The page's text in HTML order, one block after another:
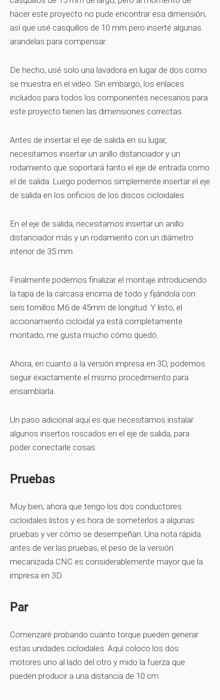
hacer este proyecto no pude encontrar esa dimensión,
así que usé casquillos de 10 mm pero inserté algunas
arandelas para compensar.
De hecho, usé solo una lavadora en lugar de dos como
se muestra en el video. Sin embargo, los enlaces
incluidos para todos los componentes necesarios para
este proyecto tienen las dimensiones correctas.
Antes de insertar el eje de salida en su lugar,
necesitamos insertar un anillo distanciador y un
rodamiento que soportará tanto el eje de entrada como
el de salida. Luego podemos simplemente insertar el eje
de salida en los orificios de los discos cicloidales.
En el eje de salida, necesitamos insertar un anillo
distanciador más y un rodamiento con un diámetro
interior de 35 mm.
Finalmente podemos finalizar el montaje introduciendo
la tapa de la carcasa encima de todo y fijándola con
seis tornillos M6 de 45mm de longitud. Y listo, el
accionamiento cicloidal ya está completamente
montado, me gusta mucho cómo quedó.
Ahora, en cuanto a la versión impresa en 3D, podemos
seguir exactamente el mismo procedimiento para
ensamblarla.
Un paso adicional aquí es que necesitamos instalar
algunos insertos roscados en el eje de salida, para
poder conectarle cosas.
Pruebas
Muy bien, ahora que tengo los dos conductores
cicloidales listos y es hora de someterlos a algunas
pruebas y ver cómo se desempeñan. Una nota rápida
antes de ver las pruebas, el peso de la versión
mecanizada CNC es considerablemente mayor que la
impresa en 3D.
Par
Comenzaré probando cuánto torque pueden generar
estas unidades cicloidales. Aquí coloco los dos
motores uno al lado del otro y mido la fuerza que
pueden producir a una distancia de 10 cm.